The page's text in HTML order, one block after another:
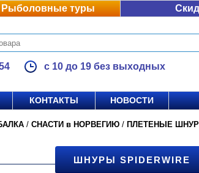
Рыболовные туры
с 10 до 19 без выходных
КОНТАКТЫ НОВОСТИ
/ СНАСТИ в НОРВЕГИЮ / ПЛЕТЕНЫЕ
ШНУРЫ SPIDERWIRE